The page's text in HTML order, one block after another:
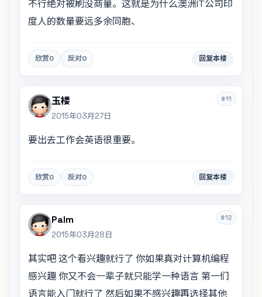
不行绝对被刷没商量。这就是为什么澳洲IT公司印
度人的数量要远多余同胞、
欣赏0 反对0 回复本楼
#11
玉楼
2015年03月27日
要出去工作会英语很重要。
欣赏0 反对0 回复本楼
#12
Palm
2015年03月28日
其实吧 这个看兴趣就行了 你如果真对计算机编程
感兴趣 你又不会一辈子就只能学一种语言 第一们
语言能入门就行了 然后如果不感兴趣再选择其他